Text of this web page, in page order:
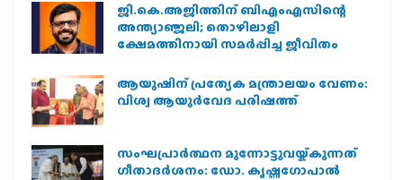
ജി.കെ.അജിത്തിന് ബിഎംഎസിന്റെ
അന്ത്യാഞ്ജലി; തൊഴിലാളി
ക്ഷേമത്തിനായി സമര്‍പ്പിച്ച ജീവിതം
ആയുഷിന് പ്രത്യേക മന്ത്രാലയം വേണം:
വിശ്വ ആയുര്‍വേദ പരിഷത്ത്
സംഘപ്രാര്‍ത്ഥന മുന്നോട്ടുവയ്ക്കുന്നത്
ഗീതാദര്‍ശനം: ഡോ. കൃഷ്ണഗോപാല്‍